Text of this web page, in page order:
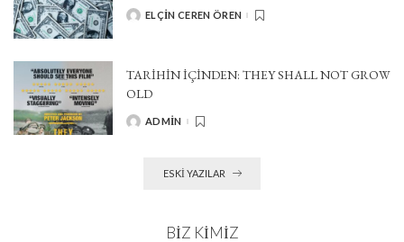
POSTED
ELÇIN CEREN ÖREN
TARIHIN İÇINDEN: THEY SHALL NOT GROW
OLD
POSTED
ADMIN
ESKI YAZILAR
BIZ KIMIZ